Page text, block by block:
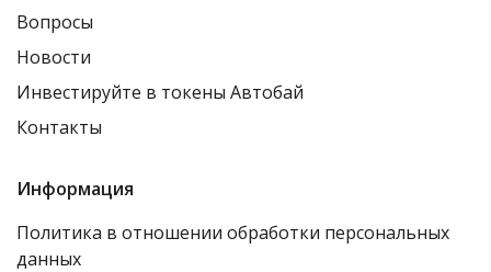
Вопросы
Новости
Инвестируйте в токены Автобай
Контакты
Информация
Политика в отношении обработки персональных
данных